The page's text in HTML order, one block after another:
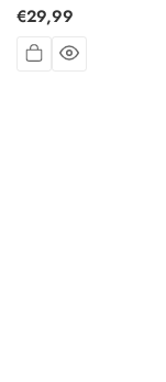
Prix
habituel
€29,99